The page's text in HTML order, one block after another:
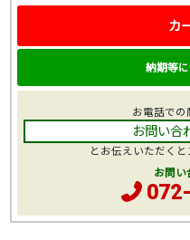
カ
納期等
お電話での
お問い合
とお伝えいただく
お問い